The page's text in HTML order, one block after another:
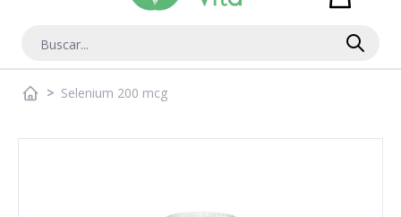
Buscar
> Selenium 200 mcg